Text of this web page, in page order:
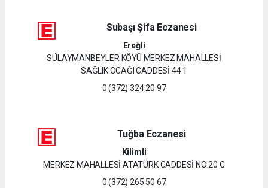
Subaşı Şifa Eczanesi
Ereğli
SÜLAYMANBEYLER KÖYÜ MERKEZ MAHALLESİ
SAĞLIK OCAĞI CADDESİ 44 1
0 (372) 324 20 97
Tuğba Eczanesi
Kilimli
MERKEZ MAHALLESİ ATATÜRK CADDESİ NO:20 C
0 (372) 265 50 67